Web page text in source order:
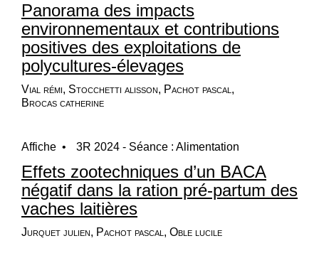
Panorama des impacts
environnementaux et contributions
positives des exploitations de
polycultures-élevages
Vial rémi, Stocchetti alisson, Pachot pascal,
Brocas catherine
Affiche • 3R 2024 - Séance : Alimentation
Effets zootechniques d’un BACA
négatif dans la ration pré-partum des
vaches laitières
Jurquet julien, Pachot pascal, Oble lucile